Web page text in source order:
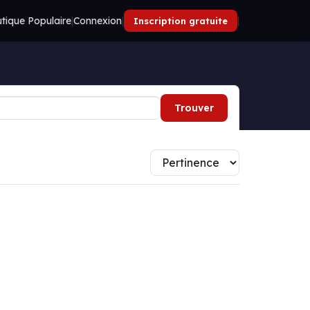
Populaire|Connexion| Inscription gratuite |
Trouver